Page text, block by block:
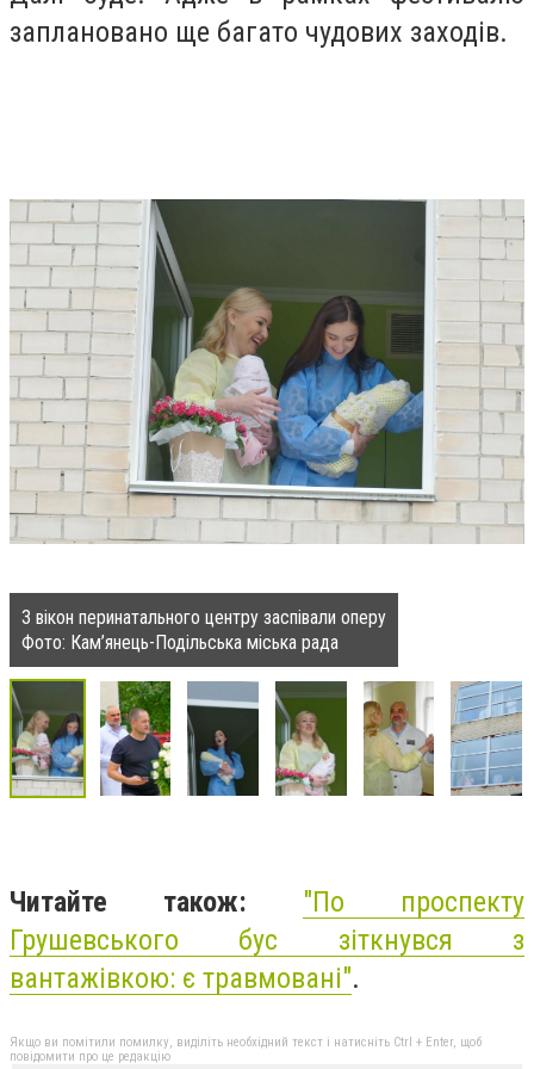
заплановано ще багато чудових заходів.
З вікон перинатального центру заспівали оперу
Фото: Кам’янець-Подільська міська рада
Читайте також: "По проспекту
Грушевського бус зіткнувся з
вантажівкою: є травмовані".
Якщо ви помітили помилку, виділіть необхідний текст і натисніть Ctrl + Enter, щоб
повідомити про це редакцію